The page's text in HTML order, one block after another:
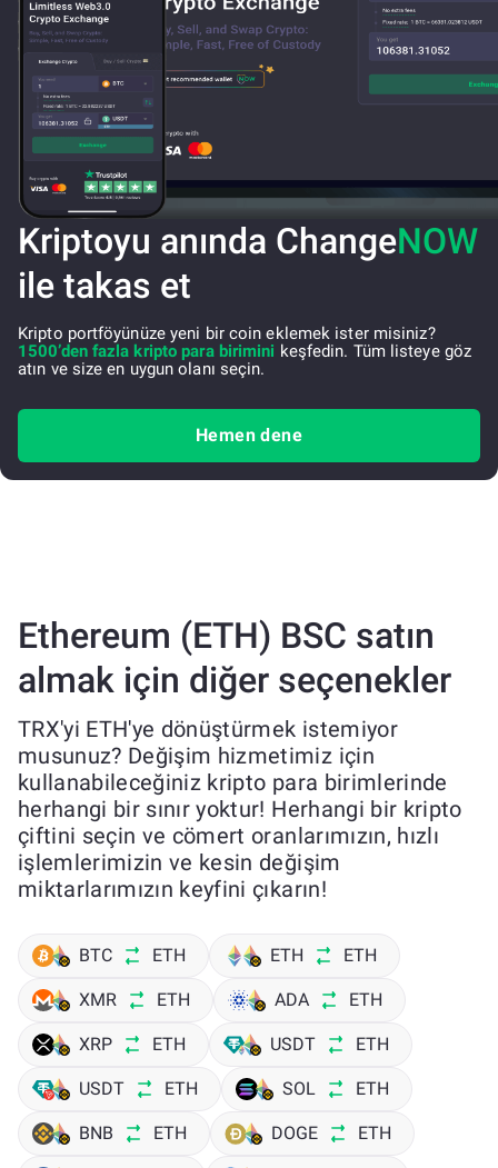
Kriptoyu anında ChangeNOW
ile takas et
Kripto portföyünüze yeni bir coin eklemek ister misiniz?
1500’den fazla kripto para birimini keşfedin. Tüm listeye göz
atın ve size en uygun olanı seçin.
Hemen dene
Ethereum (ETH) BSC satın
almak için diğer seçenekler
TRX'yi ETH'ye dönüştürmek istemiyor
musunuz? Değişim hizmetimiz için
kullanabileceğiniz kripto para birimlerinde
herhangi bir sınır yoktur! Herhangi bir kripto
çiftini seçin ve cömert oranlarımızın, hızlı
işlemlerimizin ve kesin değişim
miktarlarımızın keyfini çıkarın!
BTC ETH ETH ETH
XMR ETH ADA ETH
XRP ETH USDT ETH
USDT ETH SOL ETH
BNB ETH DOGE ETH